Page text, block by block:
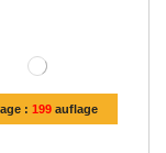
:199 auflage